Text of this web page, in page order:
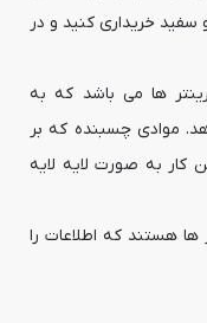
سفید خریداری کنید و در
ها می باشد که به
موادی چسبنده که بر
کار به صورت لایه لایه
ها هستند که اطلاعات را